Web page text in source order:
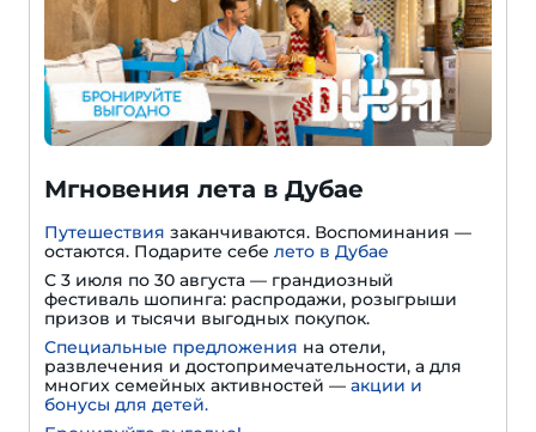
Мгновения лета в Дубае
Путешествия заканчиваются. Воспоминания —
остаются. Подарите себе лето в Дубае
С 3 июля по 30 августа — грандиозный
фестиваль шопинга: распродажи, розыгрыши
призов и тысячи выгодных покупок.
Специальные предложения на отели,
развлечения и достопримечательности, а для
многих семейных активностей — акции и
бонусы для детей.